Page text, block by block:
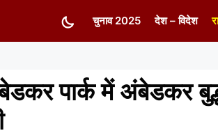
चुनाव 2025 देश – विदेश
पार्क में अंबेडकर